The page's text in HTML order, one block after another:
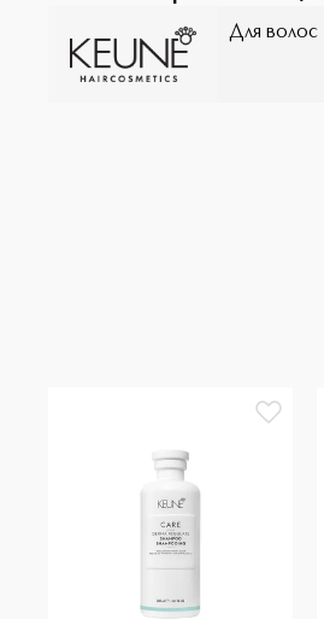
Для волос